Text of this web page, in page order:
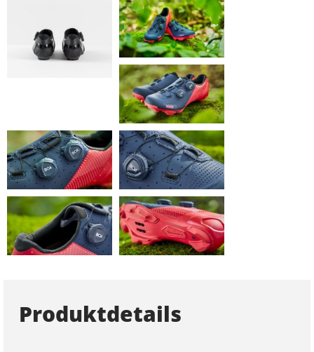
Produktdetails